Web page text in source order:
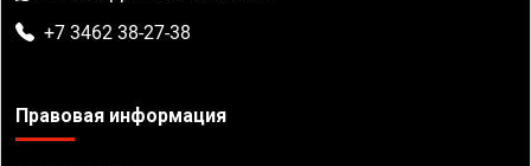
+7 3462 38-27-38
Правовая информация